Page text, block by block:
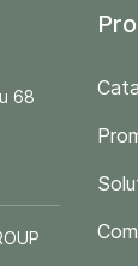
68